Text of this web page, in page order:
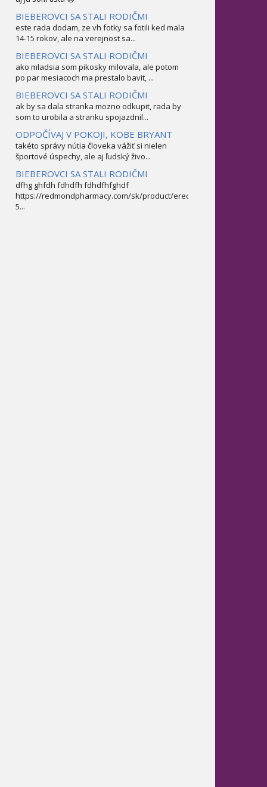
BIEBEROVCI SA STALI RODIČMI
este rada dodam, ze vh fotky sa fotili ked mala
14-15 rokov, ale na verejnost sa...
BIEBEROVCI SA STALI RODIČMI
ako mladsia som pikosky milovala, ale potom
po par mesiacoch ma prestalo bavit, ...
BIEBEROVCI SA STALI RODIČMI
ak by sa dala stranka mozno odkupit, rada by
som to urobila a stranku spojazdnil...
ODPOČÍVAJ V POKOJI, KOBE BRYANT
takéto správy nútia človeka vážiť si nielen
športové úspechy, ale aj ľudský živo...
BIEBEROVCI SA STALI RODIČMI
dfhg ghfdh fdhdfh fdhdfhfghdf
https://redmondpharmacy.com/sk/product/erectofil-
5...